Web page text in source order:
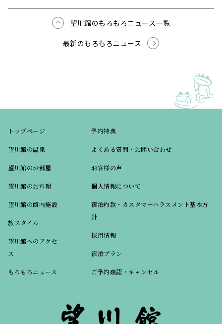
望川館のもろもろニュース一覧
最新のもろもろニュース
トップページ
望川館の温泉
望川館のお部屋
望川館のお料理
望川館の館内施設
旅スタイル
望川館へのアクセ
ス
もろもろニュース
予約特典
よくある質問・お問い合わせ
お客様の声
個人情報について
宿泊約款・カスタマーハラスメント基本方
針
採用情報
宿泊プラン
ご予約確認・キャンセル